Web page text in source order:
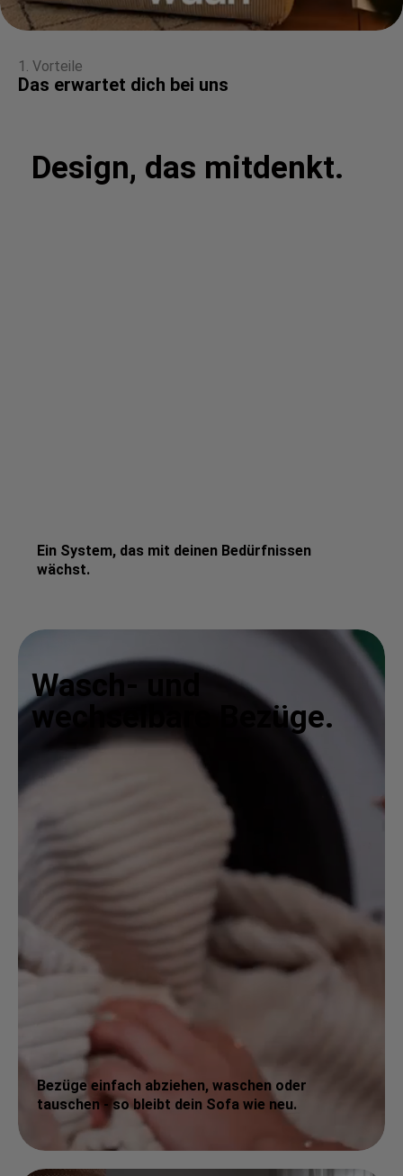
1. Vorteile
Das erwartet dich bei uns
Design, das mitdenkt.
Ein System, das mit deinen Bedürfnissen
wächst.
Wasch- und
wechselbare Bezüge.
Bezüge einfach abziehen, waschen oder
tauschen - so bleibt dein Sofa wie neu.